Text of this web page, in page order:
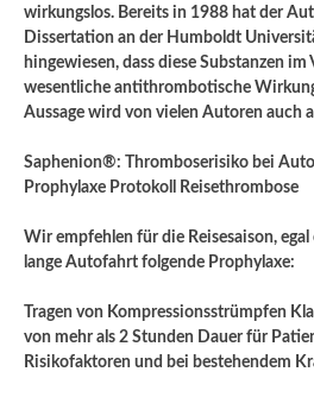
wirkungslos. Bereits in 1988 hat der
Dissertation an der Humboldt
hingewiesen, dass diese Substanzen im
wesentliche antithrombotische
Aussage wird von vielen Autoren auch
Saphenion®: Thromboserisiko bei
Prophylaxe Protokoll Reisethrombose
Wir empfehlen für die Reisesaison, egal
lange Autofahrt folgende Prophylaxe:
Tragen von Kompressionsstrümpfen
von mehr als 2 Stunden Dauer für
Risikofaktoren und bei bestehendem